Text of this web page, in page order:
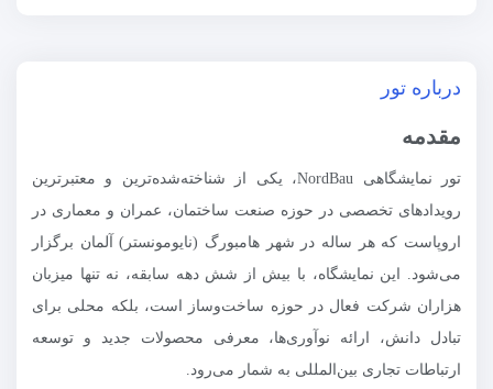
درباره تور
مقدمه
تور نمایشگاهی NordBau، یکی از شناخته‌شده‌ترین و معتبرترین
رویدادهای تخصصی در حوزه صنعت ساختمان، عمران و معماری در
اروپاست که هر ساله در شهر هامبورگ (نایومونستر) آلمان برگزار
می‌شود. این نمایشگاه، با بیش از شش دهه سابقه، نه تنها میزبان
هزاران شرکت فعال در حوزه ساخت‌وساز است، بلکه محلی برای
تبادل دانش، ارائه نوآوری‌ها، معرفی محصولات جدید و توسعه
ارتباطات تجاری بین‌المللی به شمار می‌رود.